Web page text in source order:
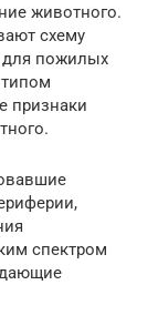
животного.
схему
для пожилых
признаки
спектром